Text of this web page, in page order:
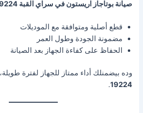
صيانة بوتاجاز اريستون في سراي القبة 19224
قطع أصلية ومتوافقة مع الموديلات
مضمونة الجودة وطول العمر
الحفاظ على كفاءة الجهاز بعد الصيانة
وده بيضمنلك أداء ممتاز للجهاز لفترة
19224
.